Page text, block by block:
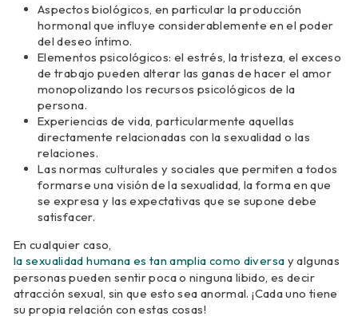
Aspectos biológicos, en particular la producción
hormonal que influye considerablemente en el poder
del deseo íntimo.
Elementos psicológicos: el estrés, la tristeza, el exceso
de trabajo pueden alterar las ganas de hacer el amor
monopolizando los recursos psicológicos de la
persona.
Experiencias de vida, particularmente aquellas
directamente relacionadas con la sexualidad o las
relaciones.
Las normas culturales y sociales que permiten a todos
formarse una visión de la sexualidad, la forma en que
se expresa y las expectativas que se supone debe
satisfacer.
En cualquier caso,
la sexualidad humana es tan amplia como diversa y algunas
personas pueden sentir poca o ninguna libido, es decir
atracción sexual, sin que esto sea anormal. ¡Cada uno tiene
su propia relación con estas cosas!